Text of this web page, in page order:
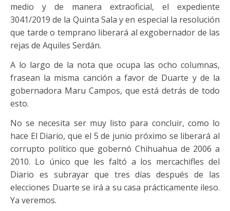
medio y de manera extraoficial, el expediente
3041/2019 de la Quinta Sala y en especial la resolución
que tarde o temprano liberará al exgobernador de las
rejas de Aquiles Serdán.
A lo largo de la nota que ocupa las ocho columnas,
frasean la misma canción a favor de Duarte y de la
gobernadora Maru Campos, que está detrás de todo
esto.
No se necesita ser muy listo para concluir, como lo
hace El Diario, que el 5 de junio próximo se liberará al
corrupto político que gobernó Chihuahua de 2006 a
2010. Lo único que les faltó a los mercachifles del
Diario es subrayar que tres días después de las
elecciones Duarte se irá a su casa prácticamente ileso.
Ya veremos.